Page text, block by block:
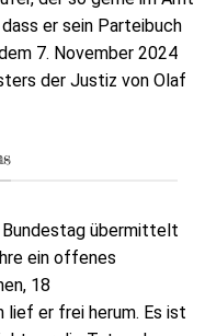
er sein Parteibuch
7. November 2024
der Justiz von Olaf
Bundestag übermittelt
ein offenes
18
lief er frei herum. Es ist